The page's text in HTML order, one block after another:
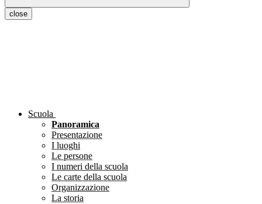
close
Scuola
Panoramica
Presentazione
I luoghi
Le persone
I numeri della scuola
Le carte della scuola
Organizzazione
La storia